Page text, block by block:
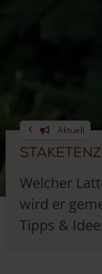
Aktuell
Welcher
wird er
Tipps &